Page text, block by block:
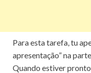
Para esta tarefa, tu
apresentação” na
Quando estiver